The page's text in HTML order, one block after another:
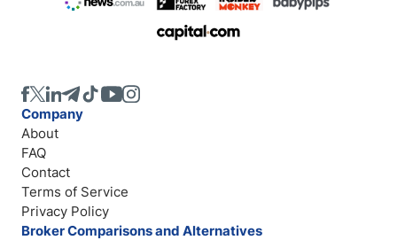
Company
About
FAQ
Contact
Terms of Service
Privacy Policy
Broker Comparisons and Alternatives